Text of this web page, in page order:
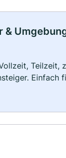
&
Teilzeit,
Einfach